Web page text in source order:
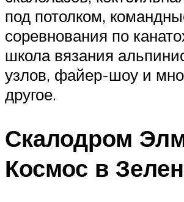
под потолком,
соревнования по
школа вязания
узлов, файер-шоу и
другое.
Скалодром
Космос в